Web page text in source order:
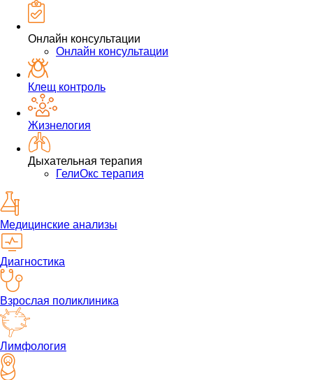
Онлайн консультации
Онлайн консультации
Клещ контроль
Жизнелогия
Дыхательная терапия
ГелиОкс терапия
Медицинские анализы
Диагностика
Взрослая поликлиника
Лимфология